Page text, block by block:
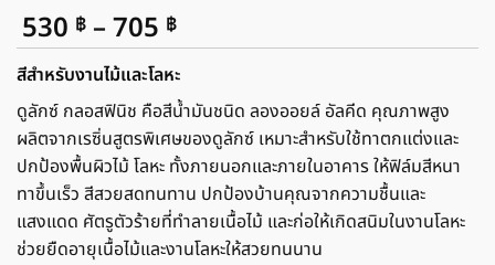
530 ฿ –705 ฿Price
range:
530 ฿
through
705 ฿
สีสำหรับงานไม้และโลหะ
ดูลักซ์ กลอสฟินิช คือสีน้ำมันชนิด ลองออยล์ อัลคีด คุณภาพสูง
ผลิตจากเรซิ่นสูตรพิเศษของดูลักซ์ เหมาะสำหรับใช้ทาตกแต่งและ
ปกป้องพื้นผิวไม้ โลหะ ทั้งภายนอกและภายในอาคาร ให้ฟิล์มสีหนา
ทาขึ้นเร็ว สีสวยสดทนทาน ปกป้องบ้านคุณจากความชื้นและ
แสงแดด ศัตรูตัวร้ายที่ทำลายเนื้อไม้ และก่อให้เกิดสนิมในงานโลหะ
ช่วยยืดอายุเนื้อไม้และงานโลหะให้สวยทนนาน